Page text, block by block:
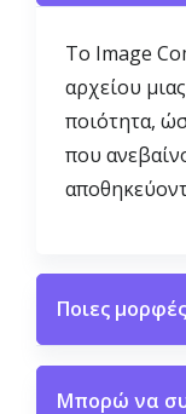
Το Image
αρχείου
ποιότητα,
που
Ποιες
Μπορώ να